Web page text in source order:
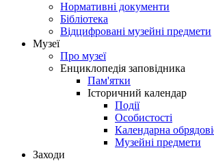
Нормативні документи
Бібліотека
Відцифровані музейні предмети
Музеї
Про музеї
Енциклопедія заповідника
Пам'ятки
Історичний календар
Події
Особистості
Календарна
Музейні предмети
Заходи